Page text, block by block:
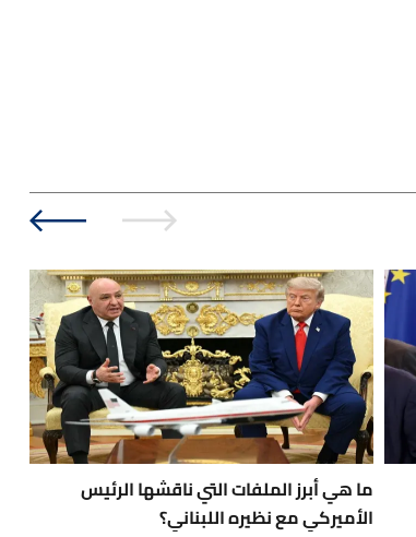
ما هي أبرز الملفات التي ناقشها الرئيس
الأميركي مع نظيره اللبناني؟